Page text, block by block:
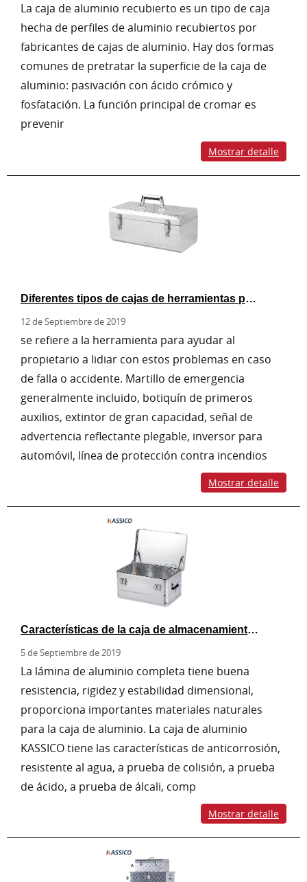
La caja de aluminio recubierto es un tipo de caja
hecha de perfiles de aluminio recubiertos por
fabricantes de cajas de aluminio. Hay dos formas
comunes de pretratar la superficie de la caja de
aluminio: pasivación con ácido crómico y
fosfatación. La función principal de cromar es
prevenir
Mostrar detalle
Diferentes tipos de cajas de herramientas para elegir
12 de Septiembre de 2019
se refiere a la herramienta para ayudar al
propietario a lidiar con estos problemas en caso
de falla o accidente. Martillo de emergencia
generalmente incluido, botiquín de primeros
auxilios, extintor de gran capacidad, señal de
advertencia reflectante plegable, inversor para
automóvil, línea de protección contra incendios
Mostrar detalle
Características de la caja de almacenamiento de aluminio
5 de Septiembre de 2019
La lámina de aluminio completa tiene buena
resistencia, rigidez y estabilidad dimensional,
proporciona importantes materiales naturales
para la caja de aluminio. La caja de aluminio
KASSICO tiene las características de anticorrosión,
resistente al agua, a prueba de colisión, a prueba
de ácido, a prueba de álcali, comp
Mostrar detalle